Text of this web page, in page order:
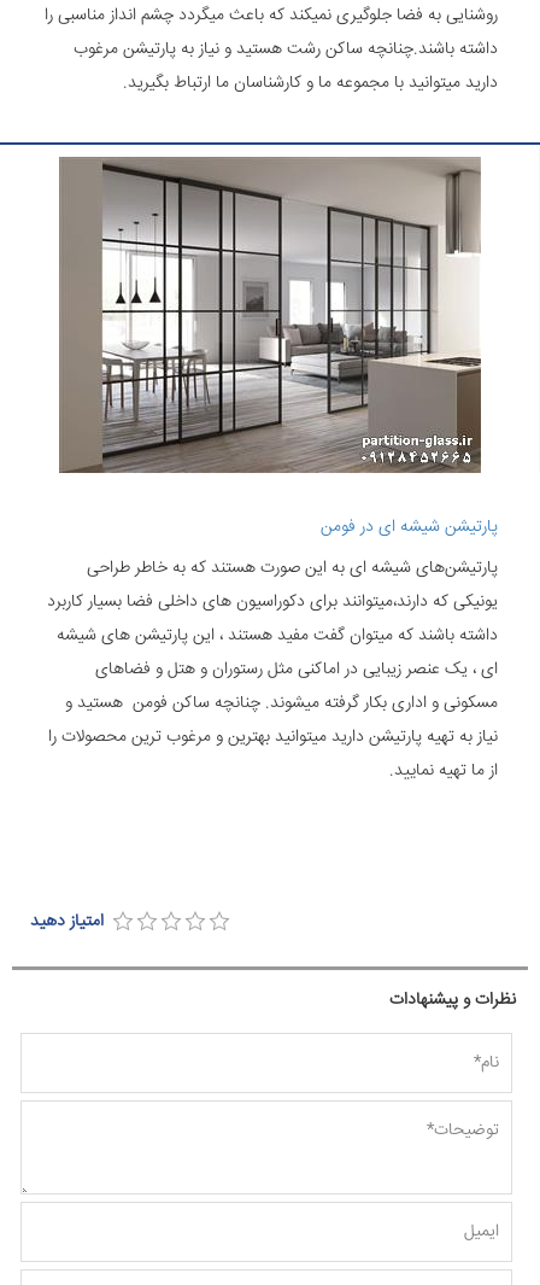
روشنایی به فضا جلوگیری نمیکند که باعث میگردد چشم انداز مناسبی را
داشته باشند.چنانچه ساکن رشت هستید و نیاز به پارتیشن مرغوب
دارید میتوانید با مجموعه ما و کارشناسان ما ارتباط بگیرید.
پارتیشن شیشه ای در فومن
پارتیشن‌های شیشه ‌ای به این صورت هستند که به خاطر طراحی
یونیکی که دارند،میتوانند برای دکوراسیون های داخلی فضا بسیار کاربرد
داشته باشند که میتوان گفت مفید هستند ، این پارتیشن های شیشه
ای ، یک عنصر زیبایی در اماکنی مثل رستوران و هتل و فضاهای
مسکونی و اداری بکار گرفته میشوند. چنانچه ساکن فومن هستید و
نیاز به تهیه پارتیشن دارید میتوانید بهترین و مرغوب ترین محصولات را
از ما تهیه نمایید.
امتیاز دهید
نظرات و پیشنهادات